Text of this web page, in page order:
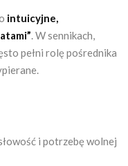
intuicyjne,
. W sennikach,
pełni rolę pośrednika
i potrzebę wolnej